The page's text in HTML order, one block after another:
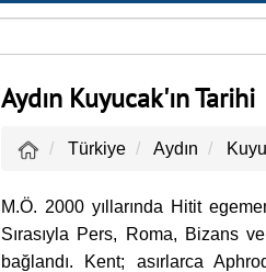
Aydın Kuyucak'ın Tarihi
Türkiye Aydın
M.Ö. 2000 yıllarında Hitit
Sırasıyla Pers, Roma, Bizans
bağlandı. Kent; asırlarca